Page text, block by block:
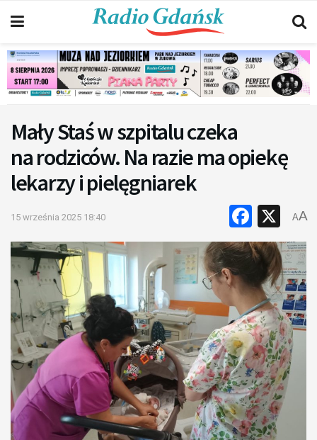
Mały Staś w szpitalu czeka
na rodziców. Na razie ma opiekę
lekarzy i pielęgniarek
15 września 2025 18:40 X
AA